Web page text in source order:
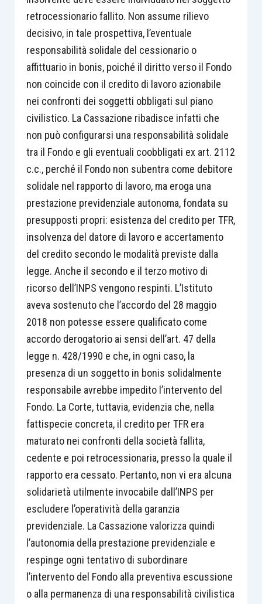
retrocessionario fallito. Non assume rilievo
decisivo, in tale prospettiva, l’eventuale
responsabilità solidale del cessionario o
affittuario in bonis, poiché il diritto verso il Fondo
non coincide con il credito di lavoro azionabile
nei confronti dei soggetti obbligati sul piano
civilistico. La Cassazione ribadisce infatti che
non può configurarsi una responsabilità solidale
tra il Fondo e gli eventuali coobbligati ex art. 2112
c.c., perché il Fondo non subentra come debitore
solidale nel rapporto di lavoro, ma eroga una
prestazione previdenziale autonoma, fondata su
presupposti propri: esistenza del credito per TFR,
insolvenza del datore di lavoro e accertamento
del credito secondo le modalità previste dalla
legge. Anche il secondo e il terzo motivo di
ricorso dell’INPS vengono respinti. L’Istituto
aveva sostenuto che l’accordo del 28 maggio
2018 non potesse essere qualificato come
accordo derogatorio ai sensi dell’art. 47 della
legge n. 428/1990 e che, in ogni caso, la
presenza di un soggetto in bonis solidalmente
responsabile avrebbe impedito l’intervento del
Fondo. La Corte, tuttavia, evidenzia che, nella
fattispecie concreta, il credito per TFR era
maturato nei confronti della società fallita,
cedente e poi retrocessionaria, presso la quale il
rapporto era cessato. Pertanto, non vi era alcuna
solidarietà utilmente invocabile dall’INPS per
escludere l’operatività della garanzia
previdenziale. La Cassazione valorizza quindi
l’autonomia della prestazione previdenziale e
respinge ogni tentativo di subordinare
l’intervento del Fondo alla preventiva escussione
o alla permanenza di una responsabilità civilistica